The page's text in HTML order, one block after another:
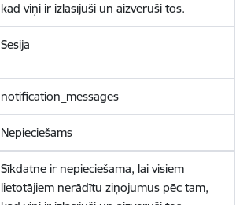
kad viņi ir izlasījuši un aizvēruši tos.
Sesija
notification_messages
Nepieciešams
Sīkdatne ir nepieciešama, lai visiem
lietotājiem nerādītu ziņojumus pēc tam,